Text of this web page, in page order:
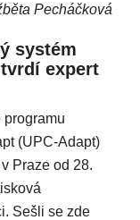
Pecháčková
systém
expert
(UPC-Adapt)
Praze od 28.
Sešli se zde